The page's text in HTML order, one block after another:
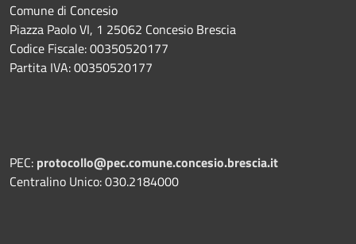
Comune di Concesio
Piazza Paolo VI, 1 25062 Concesio Brescia
Codice Fiscale: 00350520177
Partita IVA: 00350520177
PEC: protocollo@pec.comune.concesio.brescia.it
Centralino Unico: 030.2184000